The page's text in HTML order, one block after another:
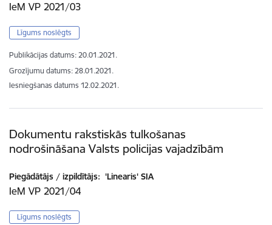
IeM VP 2021/03
Līgums noslēgts
Publikācijas datums: 20.01.2021.
Grozījumu datums: 28.01.2021.
Iesniegšanas datums 12.02.2021.
Dokumentu rakstiskās tulkošanas
nodrošināšana Valsts policijas vajadzībām
Piegādātājs / izpildītājs: 'Linearis' SIA
IeM VP 2021/04
Līgums noslēgts